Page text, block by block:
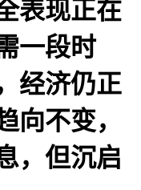
表现正在
一段时
经济仍正
向不变，
，但沉启